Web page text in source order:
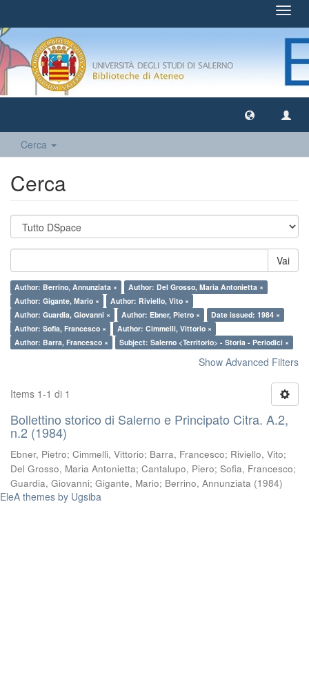
Cerca
Cerca
Vai
Author: Berrino, Annunziata ×
Author: Del Grosso, Maria Antonietta ×
Author: Gigante, Mario ×
Author: Riviello, Vito ×
Author: Guardia, Giovanni ×
Author: Ebner, Pietro ×
Date issued: 1984 ×
Author: Sofia, Francesco ×
Author: Cimmelli, Vittorio ×
Author: Barra, Francesco ×
Subject: Salerno <Territorio> - Storia - Periodici ×
Show Advanced Filters
Items 1-1 di 1
Bollettino storico di Salerno e Principato Citra. A.2,
n.2 (1984)
Ebner, Pietro; Cimmelli, Vittorio; Barra, Francesco; Riviello, Vito;
Del Grosso, Maria Antonietta; Cantalupo, Piero; Sofia, Francesco;
Guardia, Giovanni; Gigante, Mario; Berrino, Annunziata (1984)
EleA themes by Ugsiba